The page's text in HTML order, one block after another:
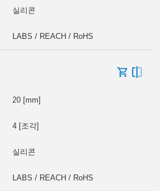
실리콘
LABS / REACH / RoHS
20 [mm]
4 [조각]
실리콘
LABS / REACH / RoHS